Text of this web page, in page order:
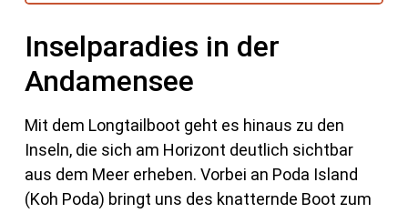
Inselparadies in der
Andamensee
Mit dem Longtailboot geht es hinaus zu den
Inseln, die sich am Horizont deutlich sichtbar
aus dem Meer erheben. Vorbei an Poda Island
(Koh Poda) bringt uns des knatternde Boot zum